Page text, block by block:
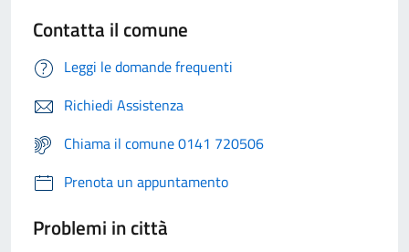
Contatta il comune
Leggi le domande frequenti
Richiedi Assistenza
Chiama il comune 0141 720506
Prenota un appuntamento
Problemi in città